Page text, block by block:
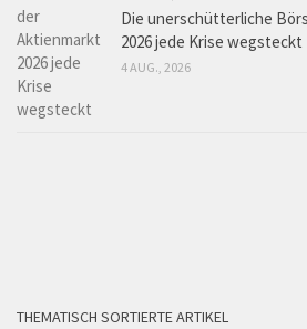
Die unerschütterliche
2026 jede Krise wegsteckt
4 AUG., 2026
THEMATISCH SORTIERTE ARTIKEL